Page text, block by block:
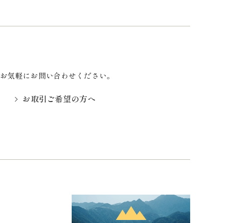
お気軽にお問い合わせください。
お取引ご希望の方へ